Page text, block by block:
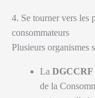
4. Se tourner vers les
consommateurs
Plusieurs organismes
La DGCCRF
de la